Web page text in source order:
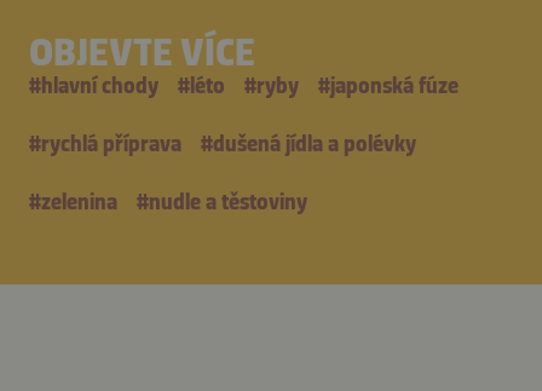
OBJEVTE VÍCE
#hlavní chody #léto #ryby #japonská fúze
#rychlá příprava #dušená jídla a polévky
#zelenina #nudle a těstoviny